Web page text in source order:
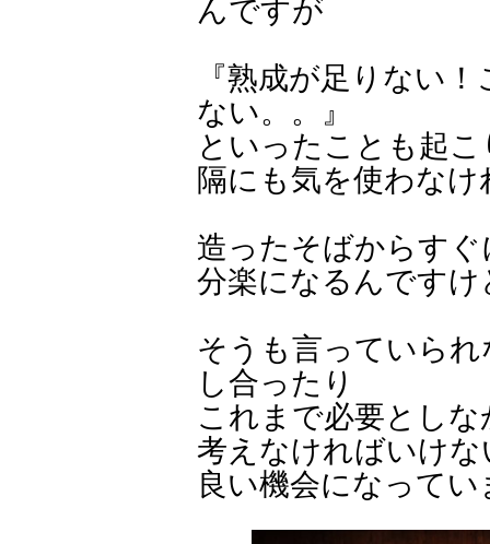
んですが
『熟成が足りない
ない。。』
といったことも起
隔にも気を使わな
造ったそばからす
分楽になるんですけ
そうも言っていら
し合ったり
これまで必要とし
考えなければいけな
良い機会になってい